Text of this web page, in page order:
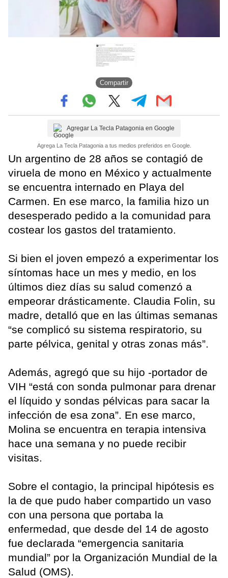
Compartir
Agregar La Tecla Patagonia en Google
Agrega La Tecla Patagonia a tus medios preferidos en Google.
Un argentino de 28 años se contagió de
viruela de mono en México y actualmente
se encuentra internado en Playa del
Carmen. En ese marco, la familia hizo un
desesperado pedido a la comunidad para
costear los gastos del tratamiento.
Si bien el joven empezó a experimentar los
síntomas hace un mes y medio, en los
últimos diez días su salud comenzó a
empeorar drásticamente. Claudia Folin, su
madre, detalló que en las últimas semanas
“se complicó su sistema respiratorio, su
parte pélvica, genital y otras zonas más”.
Además, agregó que su hijo -portador de
VIH “está con sonda pulmonar para drenar
el líquido y sondas pélvicas para sacar la
infección de esa zona”. En ese marco,
Molina se encuentra en terapia intensiva
hace una semana y no puede recibir
visitas.
Sobre el contagio, la principal hipótesis es
la de que pudo haber compartido un vaso
con una persona que portaba la
enfermedad, que desde del 14 de agosto
fue declarada “emergencia sanitaria
mundial” por la Organización Mundial de la
Salud (OMS).